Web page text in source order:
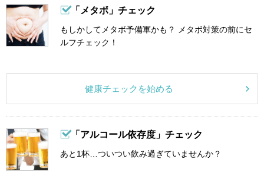
「メタボ」チェック
もしかしてメタボ予備軍かも？ メタボ対策の前にセ
ルフチェック！
健康チェックを始める
「アルコール依存度」チェック
あと1杯…ついつい飲み過ぎていませんか？